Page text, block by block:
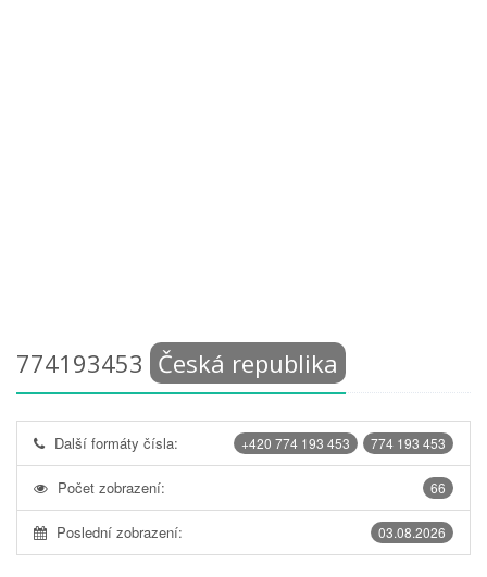
774193453 Česká republika
774 193 453
+420 774 193 453
Další formáty čísla:
66
Počet zobrazení:
03.08.2026
Poslední zobrazení: